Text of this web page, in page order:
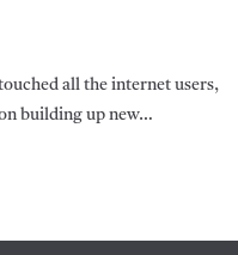
all the internet users,
building up new…